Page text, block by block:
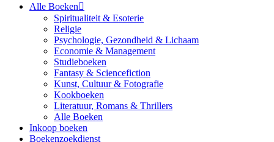
Alle Boeken
Spiritualiteit & Esoterie
Religie
Psychologie, Gezondheid & Lichaam
Economie & Management
Studieboeken
Fantasy & Sciencefiction
Kunst, Cultuur & Fotografie
Kookboeken
Literatuur, Romans & Thrillers
Alle Boeken
Inkoop boeken
Boekenzoekdienst